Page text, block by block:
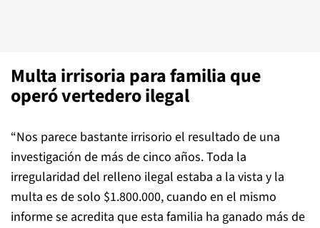
Multa irrisoria para familia que
operó vertedero ilegal
“Nos parece bastante irrisorio el resultado de una
investigación de más de cinco años. Toda la
irregularidad del relleno ilegal estaba a la vista y la
multa es de solo $1.800.000, cuando en el mismo
informe se acredita que esta familia ha ganado más de